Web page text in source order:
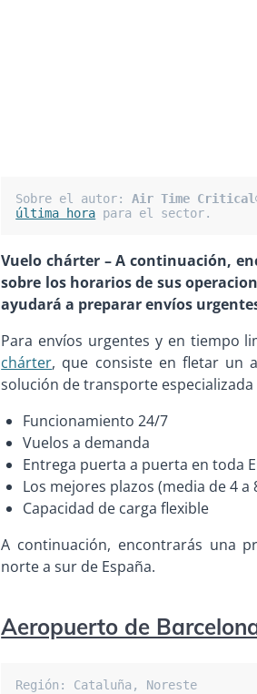
Sobre el autor: Air Time
última hora para el sector.
Vuelo chárter – A continuación,
sobre los horarios de sus
ayudará a preparar envíos
Para envíos urgentes y en tiempo
chárter, que consiste en fletar un
solución de transporte
Funcionamiento 24/7
Vuelos a demanda
Entrega puerta a puerta en toda
Los mejores plazos (media de 4 a
Capacidad de carga flexible
A continuación, encontrarás una
norte a sur de España.
Aeropuerto de
Región: Cataluña, Noreste